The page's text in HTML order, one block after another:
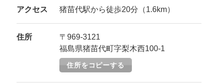
アクセス 猪苗代駅から徒歩20分（1.6km）
住所
〒969-3121
福島県猪苗代町字梨木西100-1
住所をコピーする